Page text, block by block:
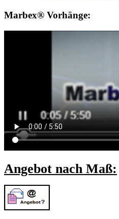
Marbex® Vorhänge:
Angebot nach Maß: